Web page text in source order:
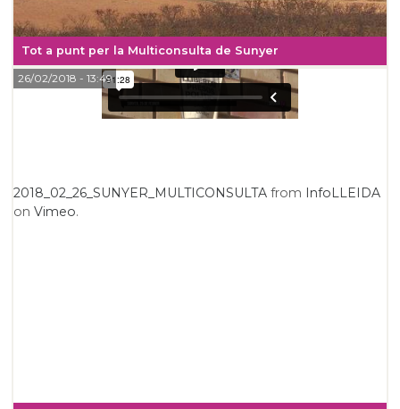
Tot a punt per la Multiconsulta de Sunyer
2018_02_26_SUNYER_MULTICONSULTA from InfoLLEIDA
onVimeo.
26/02/2018 - 13:49